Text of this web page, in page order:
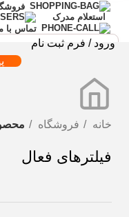
استعلام مدرک
تماس با
ورود / فرم ثبت نام
خانه فروشگاه
فیلترهای فعال